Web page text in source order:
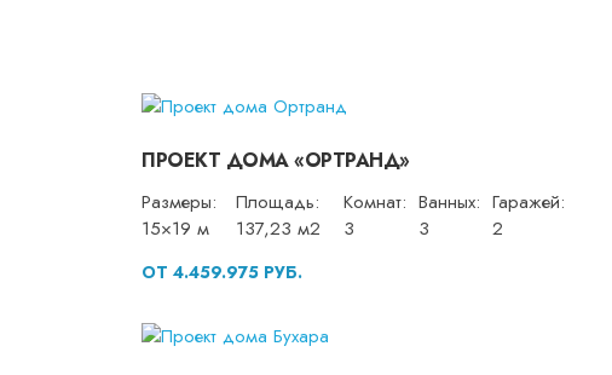
ПРОЕКТ ДОМА «ОРТРАНД»
Размеры:
15×19 м
Площадь:
137,23 м2
Комнат:
3
Ванных:
3
Гаражей:
2
ОТ 4.459.975 РУБ.